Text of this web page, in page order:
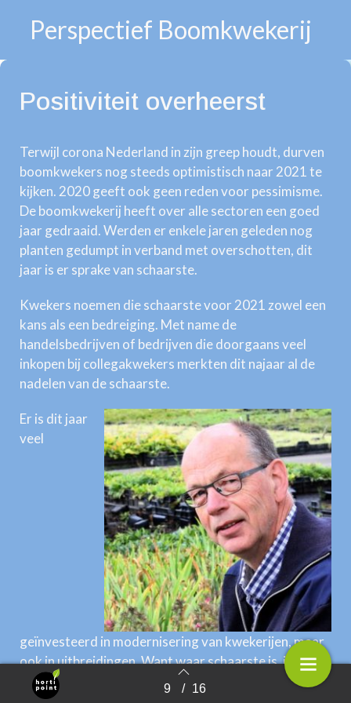
Terug naar overzicht 9 / 16
Perspectief Boomkwekerij
Positiviteit overheerst
Terwijl corona Nederland in zijn greep houdt, durven
boomkwekers nog steeds optimistisch naar 2021 te
kijken. 2020 geeft ook geen reden voor pessimisme.
De boomkwekerij heeft over alle sectoren een goed
jaar gedraaid. Werden er enkele jaren geleden nog
planten gedumpt in verband met overschotten, dit
jaar is er sprake van schaarste.
Kwekers noemen die schaarste voor 2021 zowel een
kans als een bedreiging. Met name de
handelsbedrijven of bedrijven die doorgaans veel
inkopen bij collegakwekers merkten dit najaar al de
nadelen van de schaarste.
Er is dit jaar
veel
geïnvesteerd in modernisering van kwekerijen, maar
ook in uitbreidingen. Want waar schaarste is, is
ruimte voor uitbreiding van aanbod.